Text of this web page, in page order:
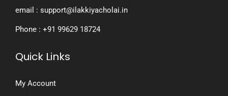
யா
லா
email : support@ilakkiyacholai.in
Phone : +91 99629 18724
Quick Links
My Account